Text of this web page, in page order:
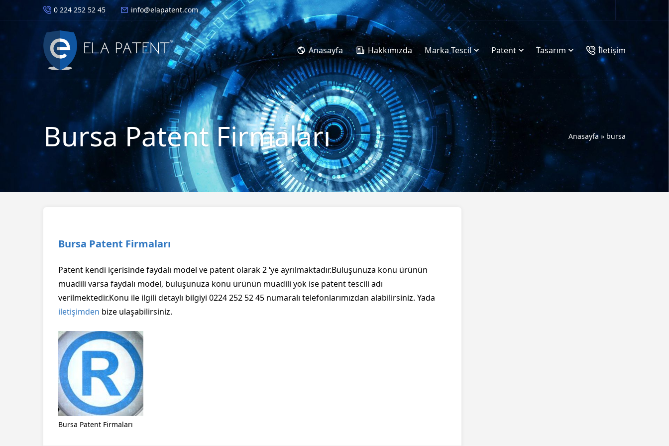
0 224 252 52 45 info@elapatent.com
Anasayfa Hakkımızda Marka Tescil Patent Tasarım İletişim
Bursa Patent Firmaları Anasayfa » bursa
Bursa Patent Firmaları
Patent kendi içerisinde faydalı model ve patent olarak 2 ‘ye ayrılmaktadır.Buluşunuza konu ürünün
muadili varsa faydalı model, buluşunuza konu ürünün muadili yok ise patent tescili adı
verilmektedir.Konu ile ilgili detaylı bilgiyi 0224 252 52 45 numaralı telefonlarımızdan alabilirsiniz. Yada
iletişimden bize ulaşabilirsiniz.
Bursa Patent Firmaları